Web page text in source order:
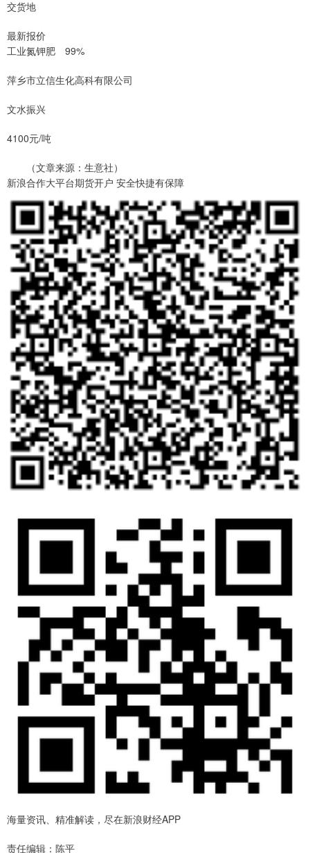
交货地
最新报价
工业氮钾肥 99%
萍乡市立信生化高科有限公司
文水振兴
4100元/吨
（文章来源：生意社）
新浪合作大平台期货开户 安全快捷有保障
海量资讯、精准解读，尽在新浪财经APP
责任编辑：陈平